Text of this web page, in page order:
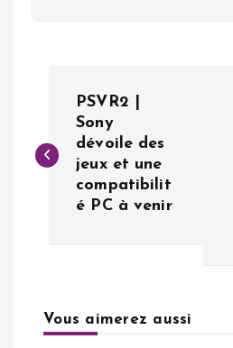
v
a
PSVR2 |
Sony
dévoile des
jeux et une
compatibilit
é PC à venir
Vous aimerez aussi